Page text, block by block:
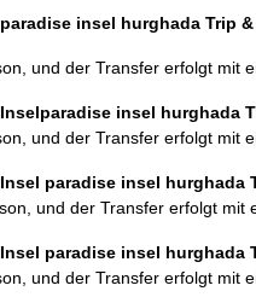
insel hurghada Trip
und der Transfer erfolgt mit
insel
und der Transfer erfolgt mit
paradise insel
und der Transfer erfolgt mit
paradise insel
und der Transfer erfolgt mit